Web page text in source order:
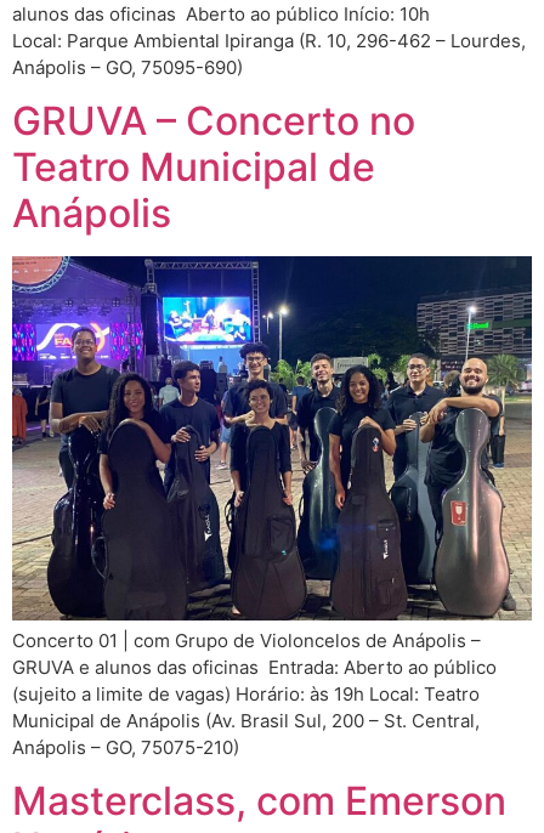
alunos das oficinas Aberto ao público Início: 10h
Local: Parque Ambiental Ipiranga (R. 10, 296-462 – Lourdes,
Anápolis – GO, 75095-690)
GRUVA – Concerto no
Teatro Municipal de
Anápolis
Concerto 01 | com Grupo de Violoncelos de Anápolis –
GRUVA e alunos das oficinas Entrada: Aberto ao público
(sujeito a limite de vagas) Horário: às 19h Local: Teatro
Municipal de Anápolis (Av. Brasil Sul, 200 – St. Central,
Anápolis – GO, 75075-210)
Masterclass, com Emerson